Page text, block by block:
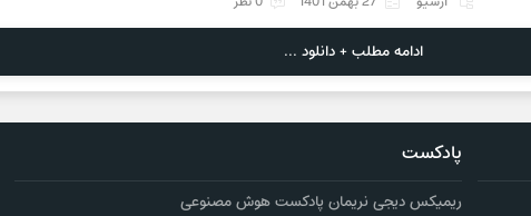
ادامه مطلب + دانلود ...
پادکست
ریمیکس دیجی نریمان پادکست هوش مصنوعی